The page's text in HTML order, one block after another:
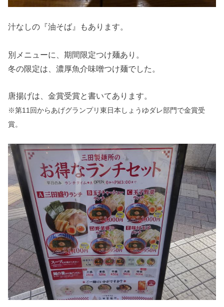
汁なしの『油そば』もあります。
別メニューに、期間限定つけ麺あり。
冬の限定は、濃厚魚介味噌つけ麺でした。
唐揚げは、金賞受賞と書いてあります。
※第11回からあげグランプリ東日本しょうゆダレ部門で金賞受
賞。